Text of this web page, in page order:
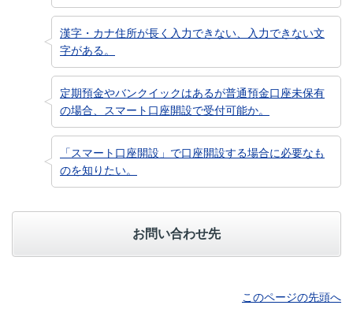
漢字・カナ住所が長く入力できない、入力できない文
字がある。
定期預金やバンクイックはあるが普通預金口座未保有
の場合、スマート口座開設で受付可能か。
「スマート口座開設」で口座開設する場合に必要なも
のを知りたい。
お問い合わせ先
このページの先頭へ